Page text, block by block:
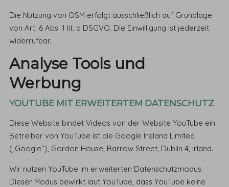
Die Nutzung von OSM erfolgt ausschließlich auf Grundlage
von Art. 6 Abs. 1 lit. a DSGVO. Die Einwilligung ist jederzeit
widerrufbar.
Analyse Tools und
Werbung
YOUTUBE MIT ERWEITERTEM DATENSCHUTZ
Diese Website bindet Videos von der Website YouTube ein.
Betreiber von YouTube ist die Google Ireland Limited
(„Google“), Gordon House, Barrow Street, Dublin 4, Irland..
Wir nutzen YouTube im erweiterten Datenschutzmodus.
Dieser Modus bewirkt laut YouTube, dass YouTube keine